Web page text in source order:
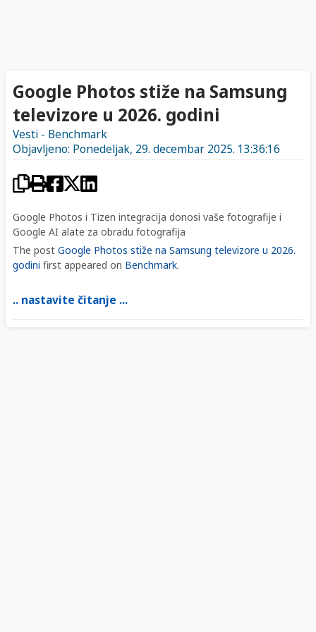
Google Photos stiže na Samsung
televizore u 2026. godini
Vesti - Benchmark
Objavljeno: Ponedeljak, 29. decembar 2025. 13:36:16
Google Photos i Tizen integracija donosi vaše fotografije i
Google AI alate za obradu fotografija
The post Google Photos stiže na Samsung televizore u 2026.
godini first appeared on Benchmark.
.. nastavite čitanje ...